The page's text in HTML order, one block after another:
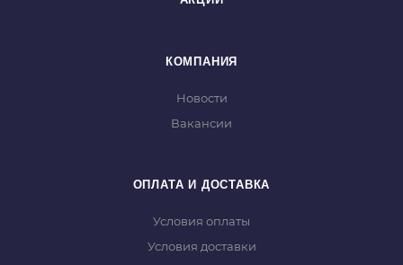
Посадочный диаметр: 22.2 мм;
КОМПАНИЯ
Новости
Вакансии
ОПЛАТА И ДОСТАВКА
Условия оплаты
Условия доставки